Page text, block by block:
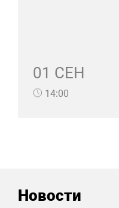
01 СЕН
14:00
Новости